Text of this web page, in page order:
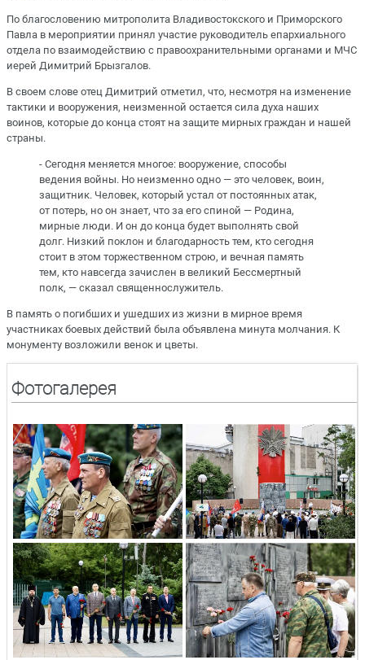
По благословению митрополита Владивостокского и Приморского
Павла в мероприятии принял участие руководитель епархиального
отдела по взаимодействию с правоохранительными органами и МЧС
иерей Димитрий Брызгалов.
В своем слове отец Димитрий отметил, что, несмотря на изменение
тактики и вооружения, неизменной остается сила духа наших
воинов, которые до конца стоят на защите мирных граждан и нашей
страны.
- Сегодня меняется многое: вооружение, способы
ведения войны. Но неизменно одно — это человек, воин,
защитник. Человек, который устал от постоянных атак,
от потерь, но он знает, что за его спиной — Родина,
мирные люди. И он до конца будет выполнять свой
долг. Низкий поклон и благодарность тем, кто сегодня
стоит в этом торжественном строю, и вечная память
тем, кто навсегда зачислен в великий Бессмертный
полк, — сказал священнослужитель.
В память о погибших и ушедших из жизни в мирное время
участниках боевых действий была объявлена минута молчания. К
монументу возложили венок и цветы.
Фотогалерея